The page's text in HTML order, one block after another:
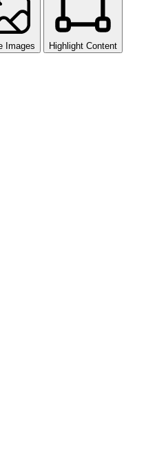
Images Highlight Content